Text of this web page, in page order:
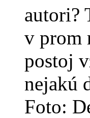
autori?
v prom
postoj
nejakú
Foto: